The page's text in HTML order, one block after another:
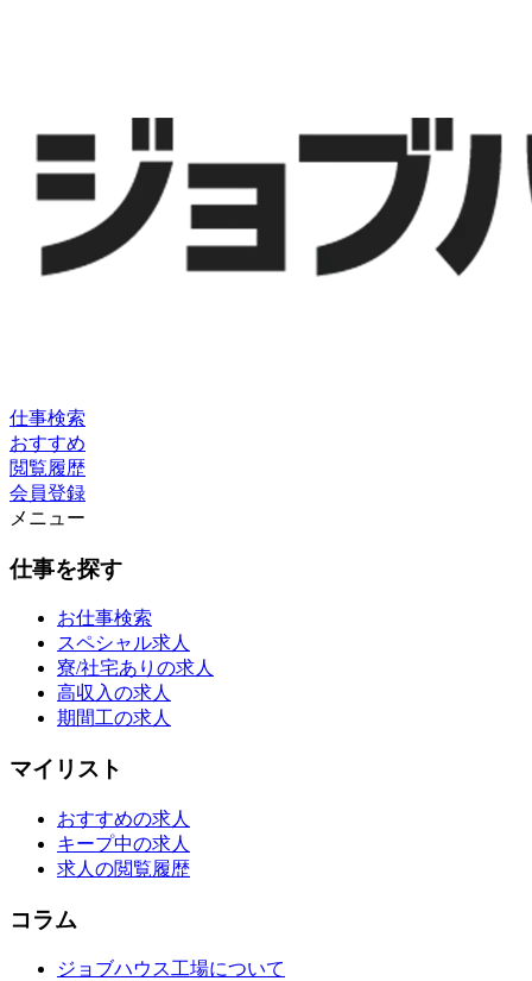
仕事検索
おすすめ
閲覧履歴
会員登録
メニュー
仕事を探す
お仕事検索
スペシャル求人
寮/社宅ありの求人
高収入の求人
期間工の求人
マイリスト
おすすめの求人
キープ中の求人
求人の閲覧履歴
コラム
ジョブハウス工場について